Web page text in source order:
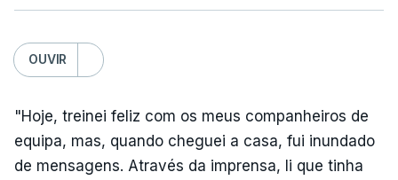
OUVIR
"Hoje, treinei feliz com os meus companheiros de
equipa, mas, quando cheguei a casa, fui inundado
de mensagens. Através da imprensa, li que tinha